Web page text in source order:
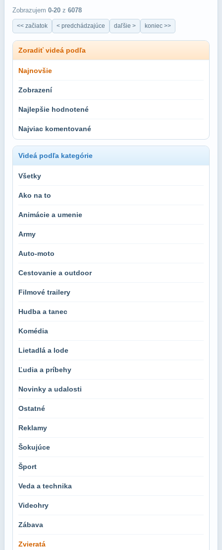
Zobrazujem 0-20 z 6078
<< začiatok < predchádzajúce daľšie > koniec >>
Zoradiť videá podľa
Najnovšie
Zobrazení
Najlepšie hodnotené
Najviac komentované
Videá podľa kategórie
Všetky
Ako na to
Animácie a umenie
Army
Auto-moto
Cestovanie a outdoor
Filmové trailery
Hudba a tanec
Komédia
Lietadlá a lode
Ľudia a príbehy
Novinky a udalosti
Ostatné
Reklamy
Šokujúce
Šport
Veda a technika
Videohry
Zábava
Zvieratá